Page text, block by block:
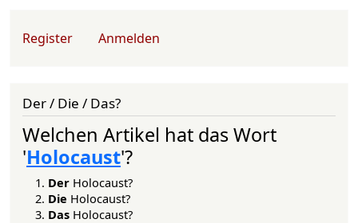
User account menu
Register Anmelden
Der / Die / Das?
Welchen Artikel hat das Wort
'Holocaust'?
Der Holocaust?
Die Holocaust?
Das Holocaust?